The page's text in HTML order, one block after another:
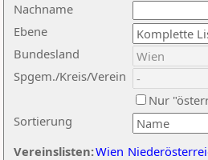
Nachname
Ebene
Sortierung
Bundesland
Spgem./Kreis/Verein
Nur
Vereinslisten:Wien